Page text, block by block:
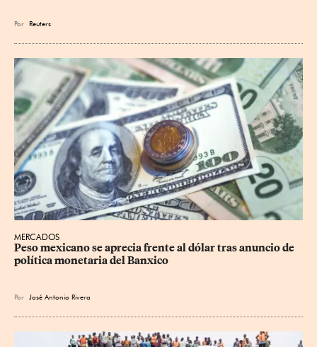
Por Reuters
MERCADOS
Peso mexicano se aprecia frente al dólar tras anuncio de
política monetaria del Banxico
Por José Antonio Rivera